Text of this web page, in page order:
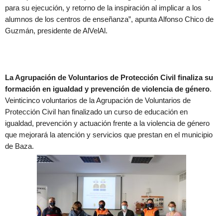
para su ejecución, y retorno de la inspiración al implicar a los
alumnos de los centros de enseñanza”, apunta Alfonso Chico de
Guzmán, presidente de AlVelAl.
La Agrupación de Voluntarios de Protección Civil finaliza su
formación en igualdad y prevención de violencia de género.
Veinticinco voluntarios de la Agrupación de Voluntarios de
Protección Civil han finalizado un curso de educación en
igualdad, prevención y actuación frente a la violencia de género
que mejorará la atención y servicios que prestan en el municipio
de Baza.